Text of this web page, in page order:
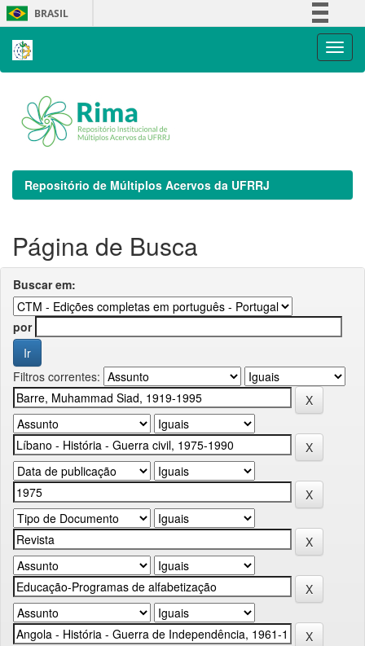
Skip
navigation
BRASIL
Repositório de Múltiplos Acervos da UFRRJ
Página de Busca
Buscar em:
por
Filtros correntes: